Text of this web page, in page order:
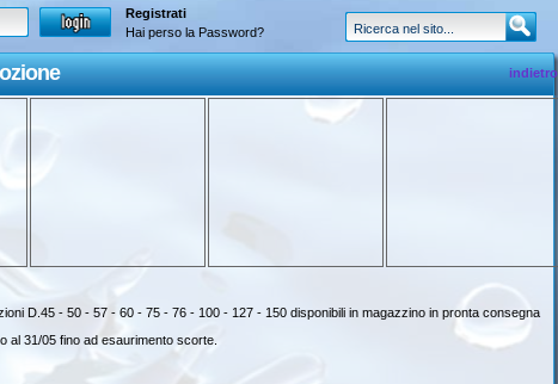
Registrati
Hai perso la Password?
indietro
D.45 - 50 - 57 - 60 - 75 - 76 - 100 - 127 - 150 disponibili in magazzino in pronta consegna
al 31/05 fino ad esaurimento scorte.